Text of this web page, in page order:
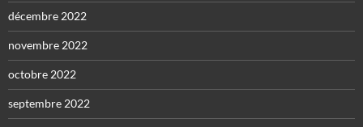
décembre 2022
novembre 2022
octobre 2022
septembre 2022